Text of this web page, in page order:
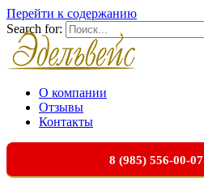
Перейти к содержанию
Search for:
О компании
Отзывы
Контакты
8 (985) 556-00-07